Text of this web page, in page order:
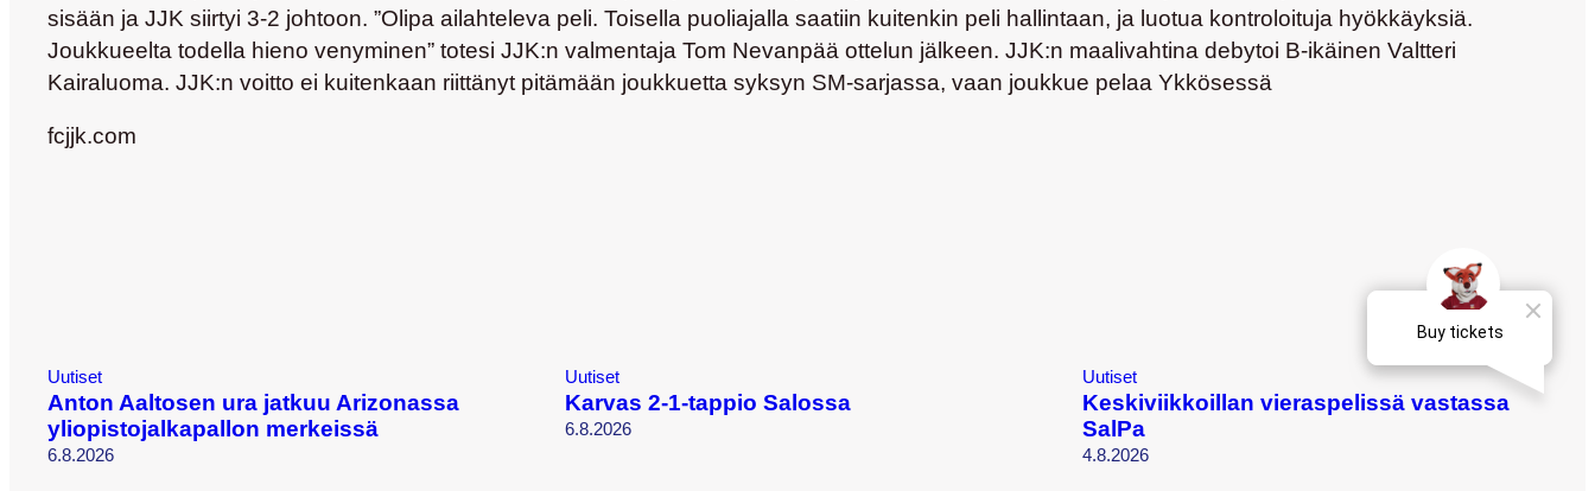
sisään ja JJK siirtyi 3-2 johtoon. ”Olipa ailahteleva peli. Toisella puoliajalla saatiin kuitenkin peli hallintaan, ja luotua kontroloituja hyökkäyksiä.
Joukkueelta todella hieno venyminen” totesi JJK:n valmentaja Tom Nevanpää ottelun jälkeen. JJK:n maalivahtina debytoi B-ikäinen Valtteri
Kairaluoma. JJK:n voitto ei kuitenkaan riittänyt pitämään joukkuetta syksyn SM-sarjassa, vaan joukkue pelaa Ykkösessä
fcjjk.com
Uutiset
Anton Aaltosen ura jatkuu Arizonassa
yliopistojalkapallon merkeissä
6.8.2026
Uutiset
Karvas 2-1-tappio Salossa
6.8.2026
Uutiset
Keskiviikkoillan vieraspelissä vastassa
SalPa
4.8.2026